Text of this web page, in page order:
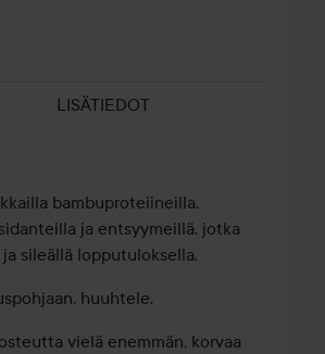
LISÄTIEDOT
bambuproteiineilla,
ja entsyymeillä, jotka
sileällä lopputuloksella.
huuhtele.
vielä enemmän, korvaa